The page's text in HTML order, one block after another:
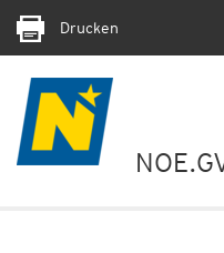
Drucken